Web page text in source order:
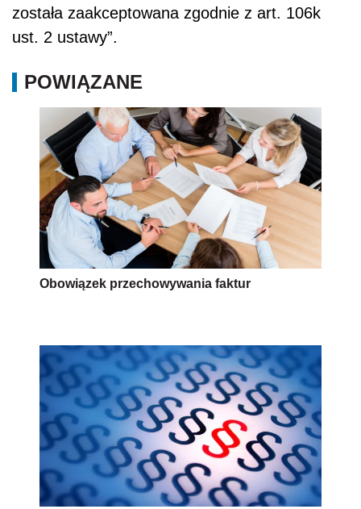
została zaakceptowana zgodnie z art. 106k
ust. 2 ustawy”.
POWIĄZANE
Obowiązek przechowywania faktur